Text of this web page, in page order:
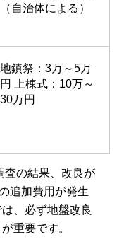
（自治体による）
地鎮祭：3万～5万
円 上棟式：10万～
30万円
査の結果、改良が
追加費用が発生
、必ず地盤改良
重要です。